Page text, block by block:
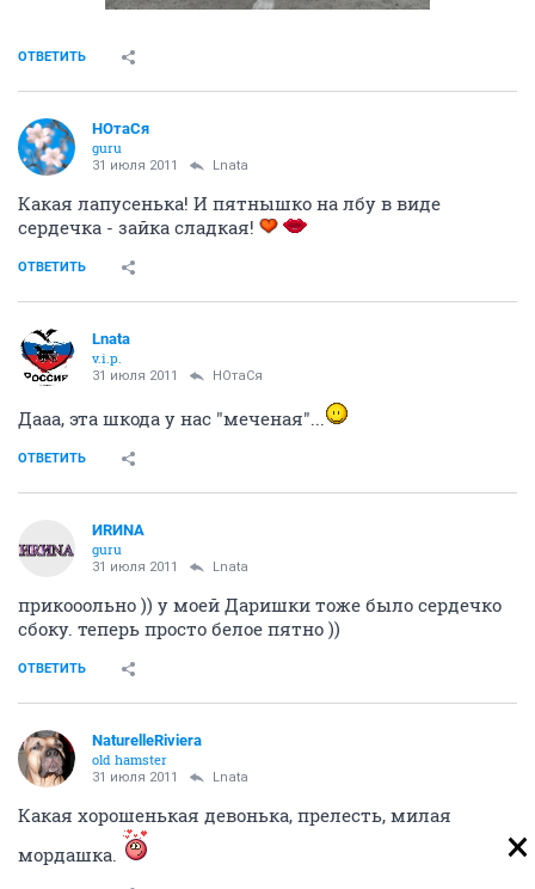
ОТВЕТИТЬ
НОтаСя
guru
31 июля 2011 Lnata
Какая лапусенька! И пятнышко на лбу в виде
сердечка - зайка сладкая!
ОТВЕТИТЬ
Lnata
v.i.p.
31 июля 2011 НОтаСя
Дааа, эта шкода у нас "меченая"...
ОТВЕТИТЬ
ИRИNА
guru
31 июля 2011 Lnata
прикооольно )) у моей Даришки тоже было сердечко
сбоку. теперь просто белое пятно ))
ОТВЕТИТЬ
NaturelleRiviera
old hamster
31 июля 2011 Lnata
Какая хорошенькая девонька, прелесть, милая
мордашка.